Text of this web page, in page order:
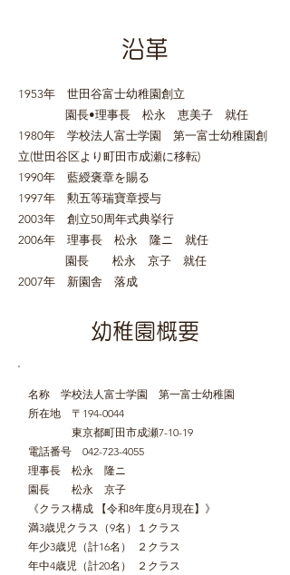
沿革
1953年 世田谷富士幼稚園創立
園長•理事長 松永 恵美子 就任
1980年 学校法人富士学園 第一富士幼稚園創
立(世田谷区より町田市成瀬に移転)
1990年 藍綬褒章を賜る
1997年 勲五等瑞寶章授与
2003年 創立50周年式典挙行
2006年 理事長 松永 隆ニ 就任
園長 松永 京子 就任
2007年 新園舎 落成
幼稚園概要
名称 学校法人富士学園 第一富士幼稚園
所在地 〒194-0044
東京都町田市成瀬7-10-19
電話番号 042-723-4055
理事長 松永 隆ニ
園長 松永 京子
《クラス構成 【令和8年度6月現在】》
満3歳児クラス（9名）１クラス
年少3歳児（計16名） ２クラス
年中4歳児（計20名） ２クラス